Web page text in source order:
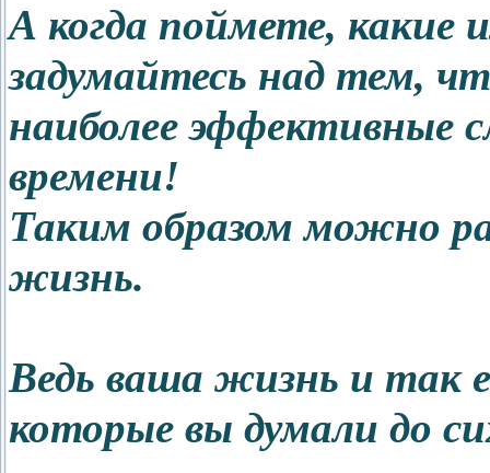
А когда поймете, какие
задумайтесь над тем,
наиболее эффективные
времени!
Таким образом можно
жизнь.
Ведь ваша жизнь и так
которые вы думали до